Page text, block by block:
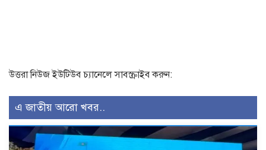
উত্তরা নিউজ ইউটিউব চ্যানেলে সাবস্ক্রাইব করুন:
এ জাতীয় আরো খবর..